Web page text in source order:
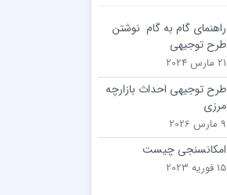
راهنمای گام به گام نوشتن
طرح توجیهی
21 مارس 2024
طرح توجیهی احداث بازارچه
مرزی
9 مارس 2026
امکانسنجی چیست
15 فوریه 2023